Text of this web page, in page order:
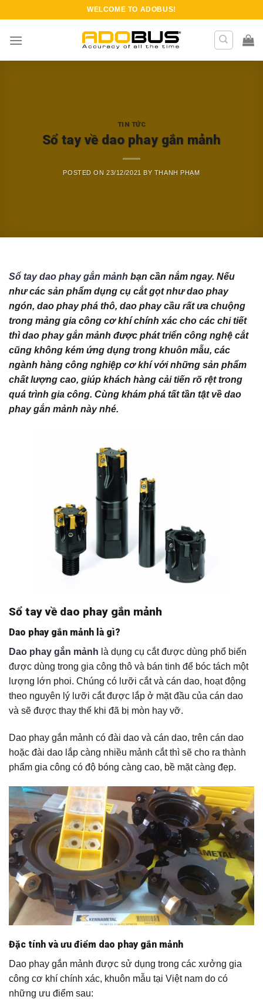
to
content
WELCOME TO ADOBUS!
TIN TỨC
Sổ tay về dao phay gắn mảnh
POSTED ON23/12/2021 BY THANH PHẠM
Sổ tay dao phay gắn mảnh bạn cần nắm ngay. Nếu
như các sản phẩm dụng cụ cắt gọt như dao phay
ngón, dao phay phá thô, dao phay cầu rất ưa chuộng
trong mảng gia công cơ khí chính xác cho các chi tiết
thì dao phay gắn mảnh được phát triển công nghệ cắt
cũng không kém ứng dụng trong khuôn mẫu, các
ngành hàng công nghiệp cơ khí với những sản phẩm
chất lượng cao, giúp khách hàng cải tiến rõ rệt trong
quá trình gia công. Cùng khám phá tất tần tật về dao
phay gắn mảnh này nhé.
Sổ tay về dao phay gắn mảnh
Dao phay gắn mảnh là gì?
Dao phay gắn mảnh là dụng cụ cắt được dùng phổ biến
được dùng trong gia công thô và bán tinh để bóc tách một
lượng lớn phoi. Chúng có lưỡi cắt và cán dao, hoạt động
theo nguyên lý lưỡi cắt được lắp ở mặt đầu của cán dao
và sẽ được thay thế khi đã bị mòn hay vỡ.
Dao phay gắn mảnh có đài dao và cán dao, trên cán dao
hoặc đài dao lắp càng nhiều mảnh cắt thì sẽ cho ra thành
phẩm gia công có độ bóng càng cao, bề mặt càng đẹp.
Đặc tính và ưu điểm dao phay gắn mảnh
Dao phay gắn mảnh được sử dụng trong các xưởng gia
công cơ khí chính xác, khuôn mẫu tại Việt nam do có
những ưu điểm sau: